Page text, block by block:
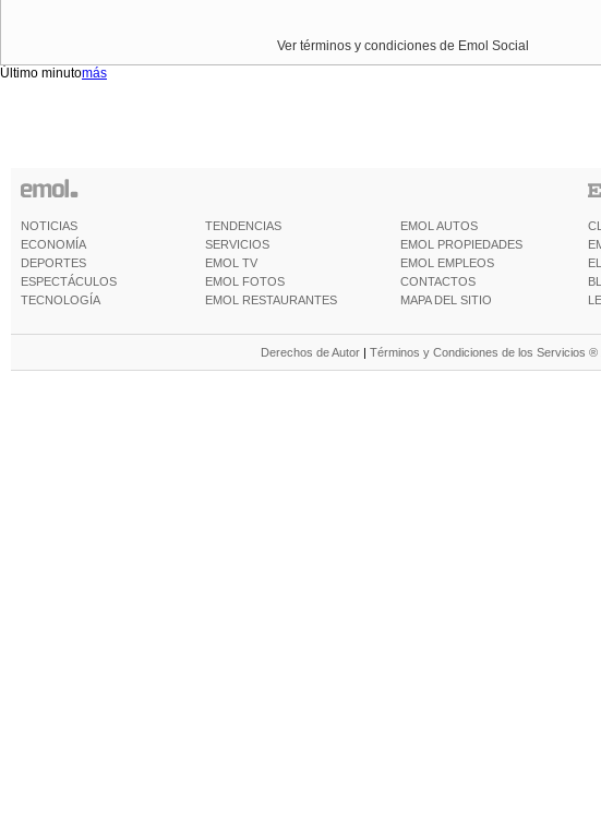
Ver términos y condiciones de Emol Social
Último minutomás
NOTICIAS
ECONOMÍA
DEPORTES
ESPECTÁCULOS
TECNOLOGÍA
TENDENCIAS
SERVICIOS
EMOL TV
EMOL FOTOS
EMOL RESTAURANTES
EMOL AUTOS
EMOL PROPIEDADES
EMOL EMPLEOS
CONTACTOS
MAPA DEL SITIO
Derechos de Autor | Términos y Condiciones de los Servicios ®